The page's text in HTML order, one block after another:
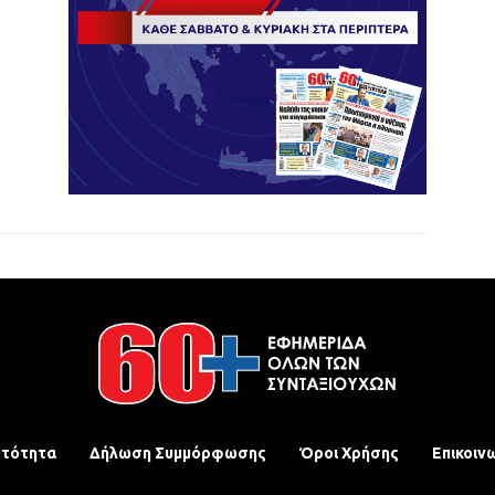
Δήλωση Συμμόρφωσης Όροι Χρήσης